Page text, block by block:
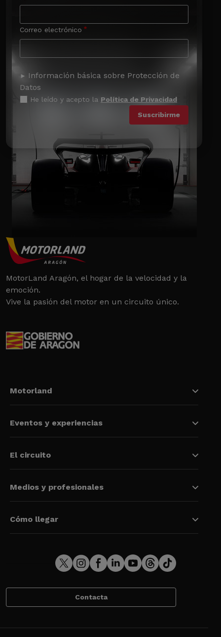
Correo electrónico
Información básica sobre Protección de
Datos
He leído y acepto la Política de Privacidad
MotorLand Aragón, el hogar de la velocidad y la
emoción.
Vive la pasión del motor en un circuito único.
Motorland
Eventos y experiencias
El circuito
Medios y profesionales
Cómo llegar
Contacta